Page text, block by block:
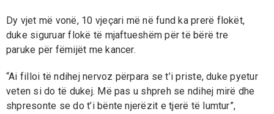
Dy vjet më vonë, 10 vjeçari më në fund ka prerë flokët,
duke siguruar flokë të mjaftueshëm për të bërë tre
paruke për fëmijët me kancer.
“Ai filloi të ndihej nervoz përpara se t’i priste, duke pyetur
veten si do të dukej. Më pas u shpreh se ndihej mirë dhe
shpresonte se do t’i bënte njerëzit e tjerë të lumtur”,